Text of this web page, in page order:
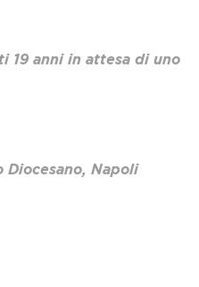
19 anni in attesa di uno
Diocesano, Napoli